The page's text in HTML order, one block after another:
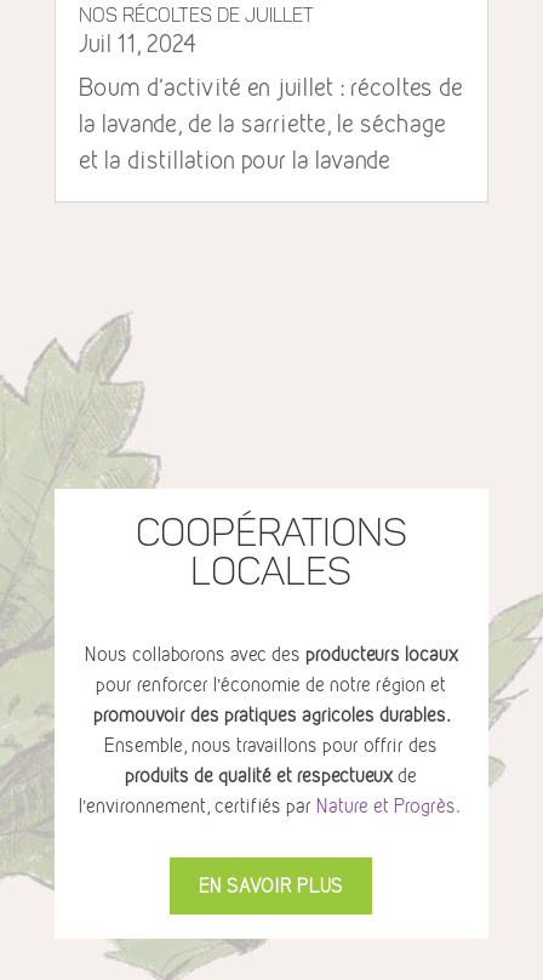
Nos récoltes de juillet
Juil 11, 2024
Boum d'activité en juillet : récoltes de
la lavande, de la sarriette, le séchage
et la distillation pour la lavande
Coopérations
locales
Nous collaborons avec des producteurs locaux
pour renforcer l’économie de notre région et
promouvoir des pratiques agricoles durables.
Ensemble, nous travaillons pour offrir des
produits de qualité et respectueuxde
l’environnement, certifiés par Nature et Progrès.
EN SAVOIR PLUS